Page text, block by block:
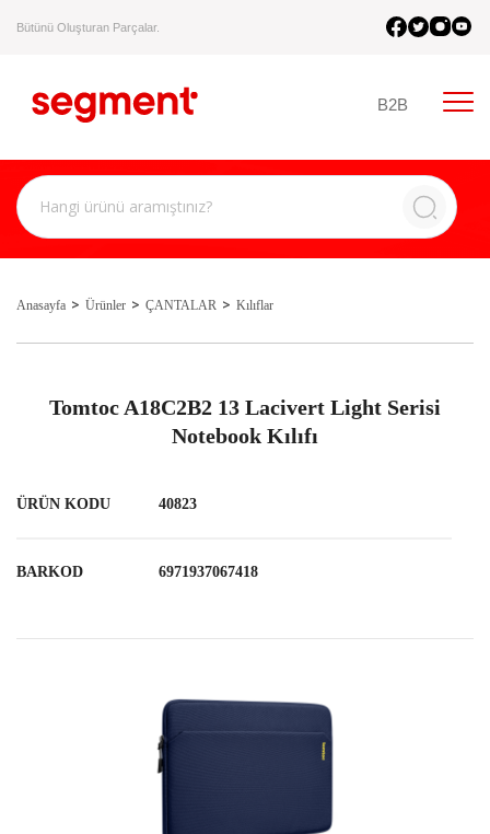
Bütünü Oluşturan Parçalar.
B2B
Anasayfa Ürünler ÇANTALAR Kılıflar
Tomtoc A18C2B2 13 Lacivert Light Serisi
Notebook Kılıfı
ÜRÜN KODU 40823
BARKOD 6971937067418